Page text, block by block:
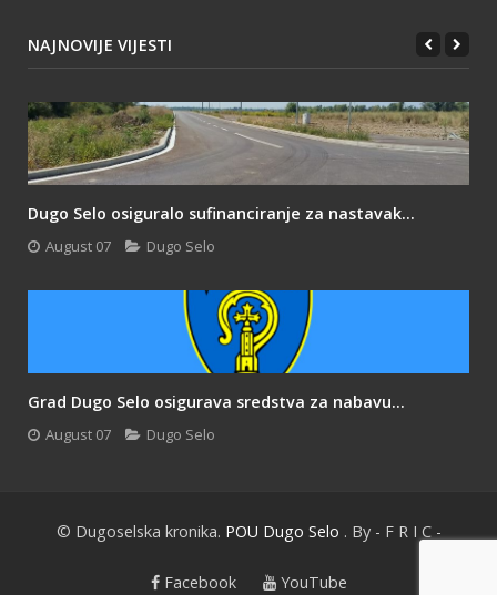
NAJNOVIJE VIJESTI
Dugo Selo osiguralo sufinanciranje za nastavak...
August 07 Dugo Selo
Grad Dugo Selo osigurava sredstva za nabavu...
August 07 Dugo Selo
© Dugoselska kronika. POU Dugo Selo . By - F R I C -
Facebook YouTube